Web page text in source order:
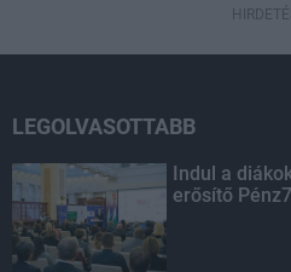
LEGOLVASOTTABB
Indul a
erősítő